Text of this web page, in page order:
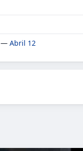
— Abril 12